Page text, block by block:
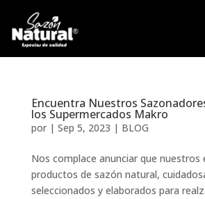
Encuentra Nuestros
los Supermercados Makro
por | Sep 5, 2023 | BLOG
Nos complace anunciar que nuestros
productos de sazón natural,
seleccionados y elaborados para